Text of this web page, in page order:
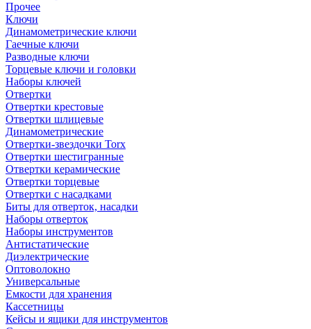
Прочее
Ключи
Динамометрические ключи
Гаечные ключи
Разводные ключи
Торцевые ключи и головки
Наборы ключей
Отвертки
Отвертки крестовые
Отвертки шлицевые
Динамометрические
Отвертки-звездочки Torx
Отвертки шестигранные
Отвертки керамические
Отвертки торцевые
Отвертки с насадками
Биты для отверток, насадки
Наборы отверток
Наборы инструментов
Антистатические
Диэлектрические
Оптоволокно
Универсальные
Емкости для хранения
Кассетницы
Кейсы и ящики для инструментов